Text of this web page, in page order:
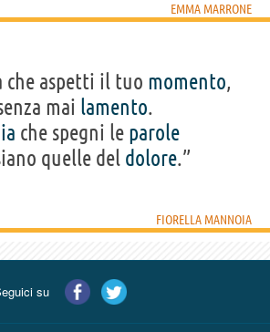
EMMA MARRONE
che aspetti il tuo momento,
mai lamento.
che spegni le parole
quelle del dolore.”
FIORELLA MANNOIA
su